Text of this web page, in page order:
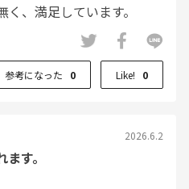
、満足しています。
参考になった 0 Like! 0
2026.6.2
す。